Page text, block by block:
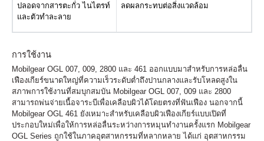
ปลอดจากสารตะกั่ว ไนไตรท์
และตัวทำละลาย
ลดผลกระทบต่อสิ่งแวดล้อม
การใช้งาน
Mobilgear OGL 007, 009, 2800 และ 461 ออกแบบมาสำหรับการหล่อลื่น
เฟืองเกียร์ขนาดใหญ่ที่ความเร็วระดับต่ำถึงปานกลางและรับโหลดสูงใน
สภาพการใช้งานที่สมบุกสมบัน Mobilgear OGL 007, 009 และ 2800
สามารถพ่นจ่ายเนื้อจาระบีเพื่อเคลือบผิวได้โดยตรงที่ฟันเฟือง นอกจากนี้
Mobilgear OGL 461 ยังเหมาะสำหรับเคลือบผิวเฟืองเกียร์แบบเปิดที่
ประกอบใหม่เพื่อให้การหล่อลื่นระหว่างการหมุนทำงานครั้งแรก Mobilgear
OGL Series ถูกใช้ในภาคอุตสาหกรรมที่หลากหลาย ได้แก่ อุตสาหกรรม